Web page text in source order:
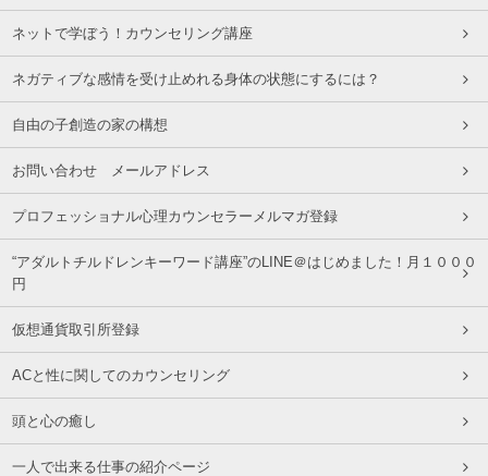
ネットで学ぼう！カウンセリング講座
ネガティブな感情を受け止めれる身体の状態にするには？
自由の子創造の家の構想
お問い合わせ メールアドレス
プロフェッショナル心理カウンセラーメルマガ登録
“アダルトチルドレンキーワード講座”のLINE＠はじめました！月１０００
円
仮想通貨取引所登録
ACと性に関してのカウンセリング
頭と心の癒し
一人で出来る仕事の紹介ページ